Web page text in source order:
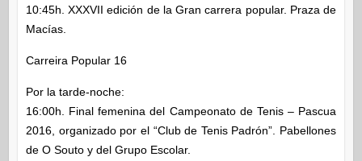
10:45h. XXXVII edición de la Gran carrera popular. Praza de
Macías.
Carreira Popular 16
Por la tarde-noche:
16:00h. Final femenina del Campeonato de Tenis – Pascua
2016, organizado por el “Club de Tenis Padrón”. Pabellones
de O Souto y del Grupo Escolar.